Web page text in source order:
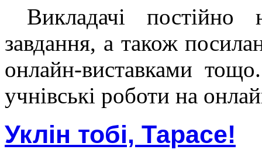
Викладачі постійно
завдання, а також
онлайн-виставками
учнівські роботи на
Уклін тобі, Тарасе!